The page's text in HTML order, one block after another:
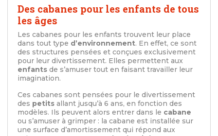
Des cabanes pour les enfants de tous
les âges
Les cabanes pour les enfants trouvent leur place
dans tout type d’environnement. En effet, ce sont
des structures pensées et conçues exclusivement
pour leur divertissement. Elles permettent aux
enfants de s’amuser tout en faisant travailler leur
imagination.
Ces cabanes sont pensées pour le divertissement
des petits allant jusqu’à 6 ans, en fonction des
modèles. Ils peuvent alors entrer dans le cabane
ou s’amuser à grimper : la cabane est installée sur
une surface d’amortissement qui répond aux